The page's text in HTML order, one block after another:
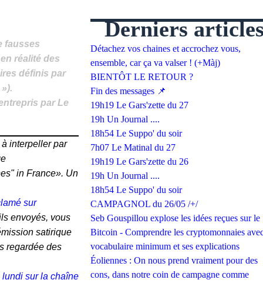
fausses
réalité des
définis par
.
par Le
interpeller par
in France». Un
sur
envoyés, vous
satirique
regardée des
lundi sur la chaîne
Derniers
Détachez vos chaines et accrochez vous,
ensemble, car ça va valser ! (+Màj)
BIENTÔT LE RETOUR ?
Fin des messages 📌
19h19 Le Gars'zette du 27
19h Un Journal ....
18h54 Le Suppo' du soir
7h07 Le Matinal du 27
19h19 Le Gars'zette du 26
19h Un Journal ....
18h54 Le Suppo' du soir
CAMPAGNOL du 26/05 /+/
Seb Gouspillou explose les idées reçues sur le
Bitcoin - Comprendre les cryptomonnaies
vocabulaire minimum et ses explications
Éoliennes : On nous prend vraiment pour des
cons, dans notre coin de campagne comme